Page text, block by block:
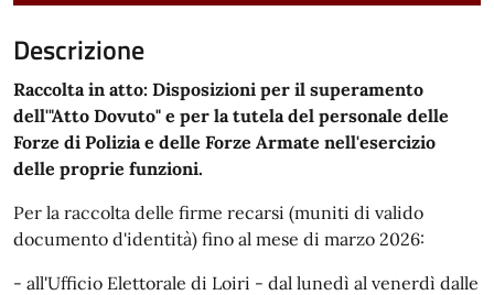
Descrizione
Raccolta in atto: Disposizioni per il superamento
dell'"Atto Dovuto" e per la tutela del personale delle
Forze di Polizia e delle Forze Armate nell'esercizio
delle proprie funzioni.
Per la raccolta delle firme recarsi (muniti di valido
documento d'identità) fino al mese di marzo 2026:
- all'Ufficio Elettorale di Loiri - dal lunedì al venerdì dalle